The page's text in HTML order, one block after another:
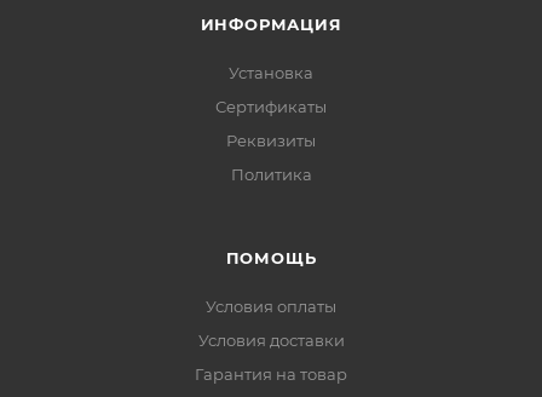
ИНФОРМАЦИЯ
Установка
Сертификаты
Реквизиты
Политика
ПОМОЩЬ
Условия оплаты
Условия доставки
Гарантия на товар